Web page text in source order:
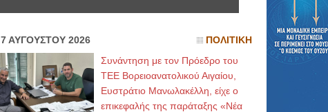
7 ΑΥΓΟΥΣΤΟΥ 2026 ΠΟΛΙΤΙΚΗ
Συνάντηση με τον Πρόεδρο του
ΤΕΕ Βορειοανατολικού Αιγαίου,
Ευστράτιο Μανωλακέλλη, είχε ο
επικεφαλής της παράταξης «Νέα